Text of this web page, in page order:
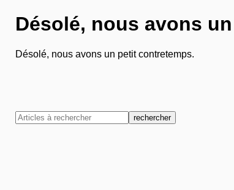
Désolé, nous avons
Désolé, nous avons un petit contretemps.
rechercher